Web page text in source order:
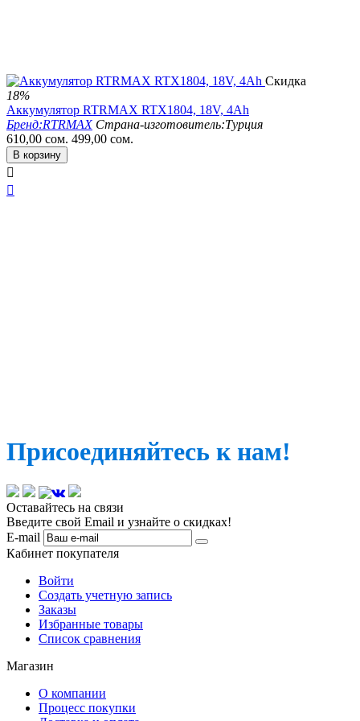
Скидка
18%
Аккумулятор RTRMAX RTX1804, 18V, 4Ah
Бренд:RTRMAX Страна-изготовитель:Турция
610,00 сом. 499,00 сом.
В корзину


Присоединяйтесь к нам!
Оставайтесь на связи
Введите свой Email и узнайте о скидках!
E-mail
Кабинет покупателя
Войти
Создать учетную запись
Заказы
Избранные товары
Список сравнения
Магазин
О компании
Процесс покупки